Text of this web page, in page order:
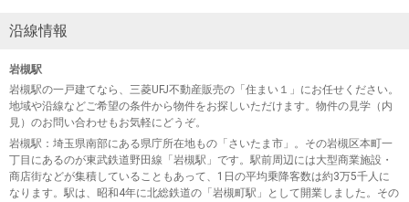
沿線情報
岩槻駅
岩槻駅の一戸建てなら、三菱UFJ不動産販売の「住まい１」にお任せください。
地域や沿線などご希望の条件から物件をお探しいただけます。物件の見学（内
見）のお問い合わせもお気軽にどうぞ。
岩槻駅 ：埼玉県南部にある県庁所在地もの「さいたま市」。その岩槻区本町一
丁目にあるのが東武鉄道野田線「岩槻駅」です。駅前周辺には大型商業施設・
商店街などが集積していることもあって、1日の平均乗降客数は約3万5千人に
なります。駅は、昭和4年に北総鉄道の「岩槻町駅」として開業しました。その